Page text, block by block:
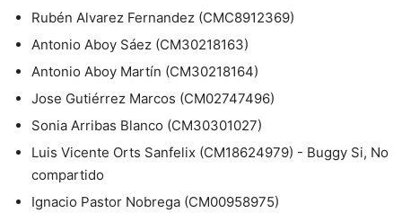
Rubén Alvarez Fernandez (CMC8912369)
Antonio Aboy Sáez (CM30218163)
Antonio Aboy Martín (CM30218164)
Jose Gutiérrez Marcos (CM02747496)
Sonia Arribas Blanco (CM30301027)
Luis Vicente Orts Sanfelix (CM18624979) - Buggy Si, No
compartido
Ignacio Pastor Nobrega (CM00958975)